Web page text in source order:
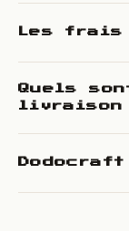
Les
Quels
livraison
Dodocraft